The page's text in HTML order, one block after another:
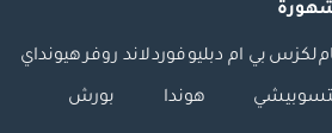
لكزس بي ام دبليوفوردلاند روفرهيونداي
هوندا بورش